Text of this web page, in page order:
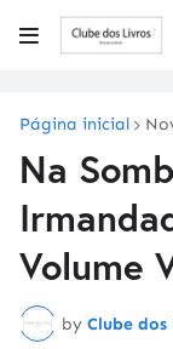
Página inicial
Na
Volume
by Clube